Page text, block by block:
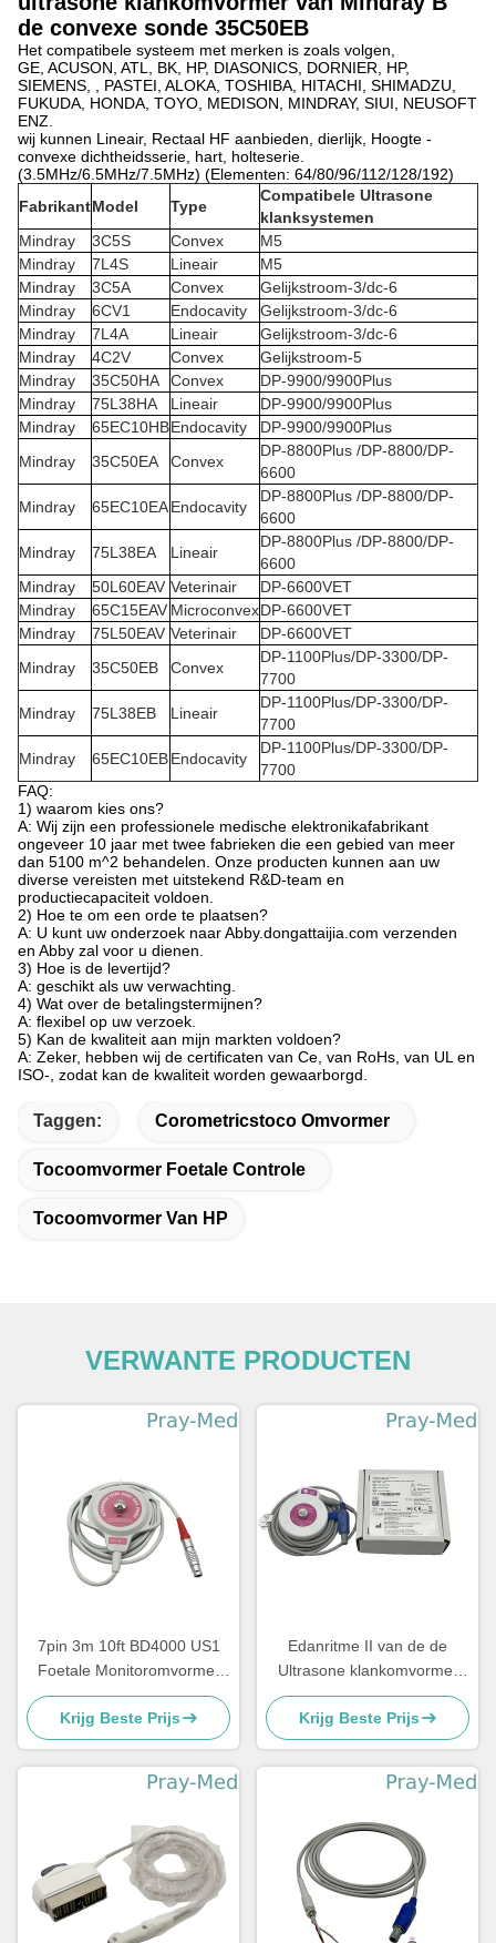
de convexe sonde 35C50EB
Het compatibele systeem met merken is zoals volgen,
GE, ACUSON, ATL, BK, HP, DIASONICS, DORNIER, HP,
SIEMENS, , PASTEI, ALOKA, TOSHIBA, HITACHI, SHIMADZU,
FUKUDA, HONDA, TOYO, MEDISON, MINDRAY, SIUI, NEUSOFT
ENZ.
wij kunnen Lineair, Rectaal HF aanbieden, dierlijk, Hoogte -
convexe dichtheidsserie, hart, holteserie.
(3.5MHz/6.5MHz/7.5MHz) (Elementen: 64/80/96/112/128/192)
FabrikantModel Type
Compatibele Ultrasone
klanksystemen
Mindray
3C5S Convex
M5
Mindray
7L4S Lineair
M5
Mindray
3C5A Convex
Gelijkstroom-3/dc-6
Mindray
6CV1 Endocavity
Gelijkstroom-3/dc-6
Mindray
7L4A Lineair
Gelijkstroom-3/dc-6
Mindray
4C2V Convex
Gelijkstroom-5
Mindray
35C50HA Convex
DP-9900/9900Plus
Mindray
75L38HA Lineair
DP-9900/9900Plus
Mindray
65EC10HBEndocavity
DP-9900/9900Plus
Mindray
35C50EA Convex
DP-8800Plus /DP-8800/DP-
6600
Mindray
65EC10EAEndocavity
DP-8800Plus /DP-8800/DP-
6600
Mindray
75L38EA Lineair
DP-8800Plus /DP-8800/DP-
6600
Mindray
50L60EAV Veterinair
DP-6600VET
Mindray
65C15EAV MicroconvexDP-6600VET
Mindray
75L50EAV Veterinair
DP-6600VET
Mindray
35C50EB Convex
DP-1100Plus/DP-3300/DP-
7700
Mindray
75L38EB Lineair
DP-1100Plus/DP-3300/DP-
7700
Mindray
65EC10EBEndocavity
DP-1100Plus/DP-3300/DP-
7700
FAQ:
1) waarom kies ons?
A: Wij zijn een professionele medische elektronikafabrikant
ongeveer 10 jaar met twee fabrieken die een gebied van meer
dan 5100 m^2 behandelen. Onze producten kunnen aan uw
diverse vereisten met uitstekend R&D-team en
productiecapaciteit voldoen.
2) Hoe te om een orde te plaatsen?
A: U kunt uw onderzoek naar Abby.dongattaijia.com verzenden
en Abby zal voor u dienen.
3) Hoe is de levertijd?
A: geschikt als uw verwachting.
4) Wat over de betalingstermijnen?
A: flexibel op uw verzoek.
5) Kan de kwaliteit aan mijn markten voldoen?
A: Zeker, hebben wij de certificaten van Ce, van RoHs, van UL en
ISO-, zodat kan de kwaliteit worden gewaarborgd.
Taggen: Corometricstoco Omvormer
Tocoomvormer Foetale Controle
Tocoomvormer Van HP
VERWANTE PRODUCTEN
7pin 3m 10ft BD4000 US1
Foetale Monitoromvormer
met de Sonde van de V.S.
FHR
Krijg Beste Prijs
Edanritme II van de de
Ultrasone klankomvormer
van Anke ASF030 Sonde 4
Speld Één Inkeping
Krijg Beste Prijs